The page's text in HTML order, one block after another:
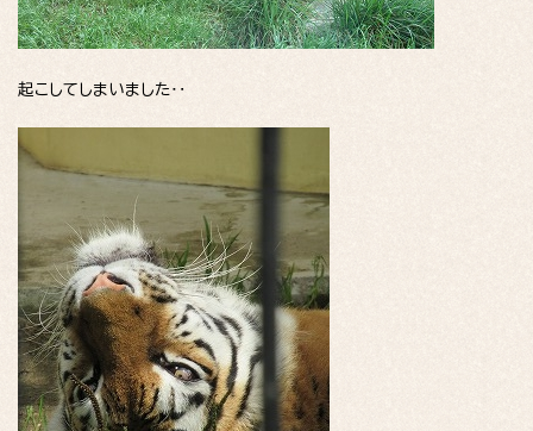
起こしてしまいました‥